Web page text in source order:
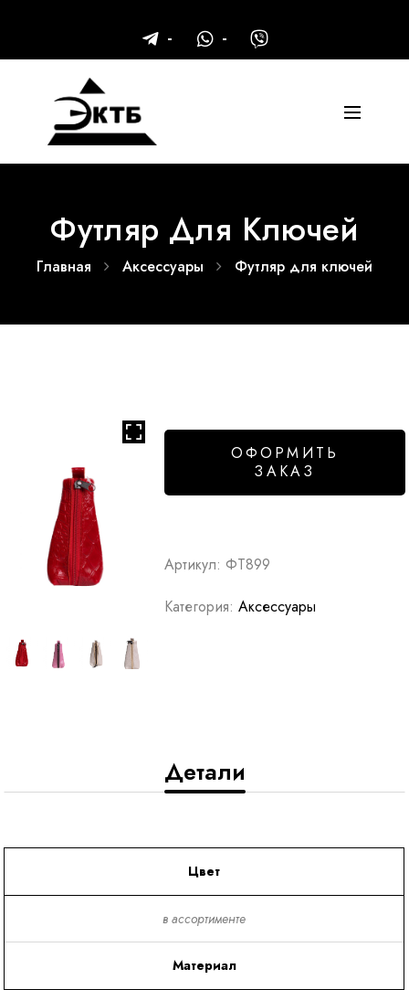
Футляр Для Ключей
Главная Аксессуары Футляр для ключей
ОФОРМИТЬ
ЗАКАЗ
Артикул: ФТ899
Категория:Аксессуары
Детали
Цвет
в ассортименте
Материал